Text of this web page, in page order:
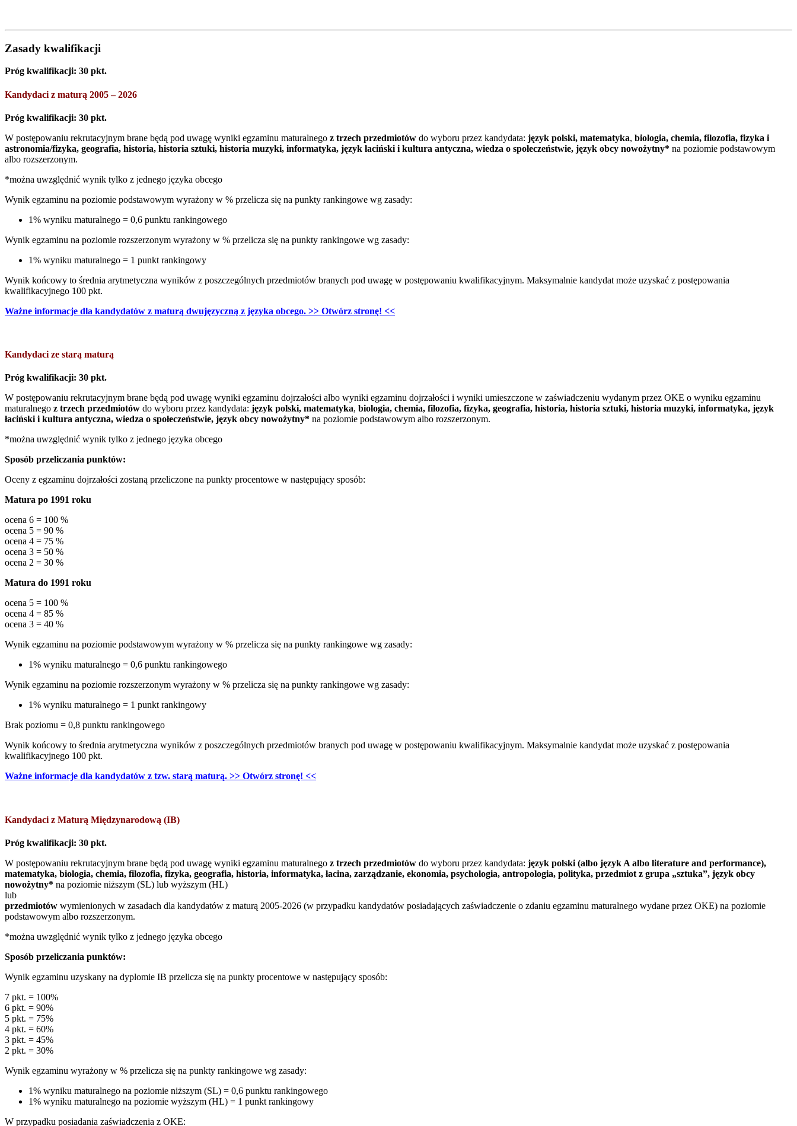
Zasady kwalifikacji
Próg kwalifikacji: 30 pkt.
Kandydaci z maturą 2005 – 2026
Próg kwalifikacji: 30 pkt.
W postępowaniu rekrutacyjnym brane będą pod uwagę wyniki egzaminu maturalnego z trzech przedmiotów do wyboru przez kandydata: język polski, matematyka, biologia, chemia, filozofia, fizyka i
astronomia/fizyka, geografia, historia, historia sztuki, historia muzyki, informatyka, język łaciński i kultura antyczna, wiedza o społeczeństwie, język obcy nowożytny* na poziomie podstawowym
albo rozszerzonym.
*można uwzględnić wynik tylko z jednego języka obcego
Wynik egzaminu na poziomie podstawowym wyrażony w % przelicza się na punkty rankingowe wg zasady:
1% wyniku maturalnego = 0,6 punktu rankingowego
Wynik egzaminu na poziomie rozszerzonym wyrażony w % przelicza się na punkty rankingowe wg zasady:
1% wyniku maturalnego = 1 punkt rankingowy
Wynik końcowy to średnia arytmetyczna wyników z poszczególnych przedmiotów branych pod uwagę w postępowaniu kwalifikacyjnym. Maksymalnie kandydat może uzyskać z postępowania
kwalifikacyjnego 100 pkt.
Ważne informacje dla kandydatów z maturą dwujęzyczną z języka obcego. >> Otwórz stronę! <<
Kandydaci ze starą maturą
Próg kwalifikacji: 30 pkt.
W postępowaniu rekrutacyjnym brane będą pod uwagę wyniki egzaminu dojrzałości albo wyniki egzaminu dojrzałości i wyniki umieszczone w zaświadczeniu wydanym przez OKE o wyniku egzaminu
maturalnego z trzech przedmiotów do wyboru przez kandydata: język polski, matematyka, biologia, chemia, filozofia, fizyka, geografia, historia, historia sztuki, historia muzyki, informatyka, język
łaciński i kultura antyczna, wiedza o społeczeństwie, język obcy nowożytny* na poziomie podstawowym albo rozszerzonym.
*można uwzględnić wynik tylko z jednego języka obcego
Sposób przeliczania punktów:
Oceny z egzaminu dojrzałości zostaną przeliczone na punkty procentowe w następujący sposób:
Matura po 1991 roku
ocena 6 = 100 %
ocena 5 = 90 %
ocena 4 = 75 %
ocena 3 = 50 %
ocena 2 = 30 %
Matura do 1991 roku
ocena 5 = 100 %
ocena 4 = 85 %
ocena 3 = 40 %
Wynik egzaminu na poziomie podstawowym wyrażony w % przelicza się na punkty rankingowe wg zasady:
1% wyniku maturalnego = 0,6 punktu rankingowego
Wynik egzaminu na poziomie rozszerzonym wyrażony w % przelicza się na punkty rankingowe wg zasady:
1% wyniku maturalnego = 1 punkt rankingowy
Brak poziomu = 0,8 punktu rankingowego
Wynik końcowy to średnia arytmetyczna wyników z poszczególnych przedmiotów branych pod uwagę w postępowaniu kwalifikacyjnym. Maksymalnie kandydat może uzyskać z postępowania
kwalifikacyjnego 100 pkt.
Ważne informacje dla kandydatów z tzw. starą maturą. >> Otwórz stronę! <<
Kandydaci z Maturą Międzynarodową (IB)
Próg kwalifikacji: 30 pkt.
W postępowaniu rekrutacyjnym brane będą pod uwagę wyniki egzaminu maturalnego z trzech przedmiotów do wyboru przez kandydata: język polski (albo język A albo literature and performance),
matematyka, biologia, chemia, filozofia, fizyka, geografia, historia, informatyka, łacina, zarządzanie, ekonomia, psychologia, antropologia, polityka, przedmiot z grupa „sztuka”, język obcy
nowożytny* na poziomie niższym (SL) lub wyższym (HL)
lub
przedmiotów wymienionych w zasadach dla kandydatów z maturą 2005-2026 (w przypadku kandydatów posiadających zaświadczenie o zdaniu egzaminu maturalnego wydane przez OKE) na poziomie
podstawowym albo rozszerzonym.
*można uwzględnić wynik tylko z jednego języka obcego
Sposób przeliczania punktów:
Wynik egzaminu uzyskany na dyplomie IB przelicza się na punkty procentowe w następujący sposób:
7 pkt. = 100%
6 pkt. = 90%
5 pkt. = 75%
4 pkt. = 60%
3 pkt. = 45%
2 pkt. = 30%
Wynik egzaminu wyrażony w % przelicza się na punkty rankingowe wg zasady:
1% wyniku maturalnego na poziomie niższym (SL) = 0,6 punktu rankingowego
1% wyniku maturalnego na poziomie wyższym (HL) = 1 punkt rankingowy
W przypadku posiadania zaświadczenia z OKE: